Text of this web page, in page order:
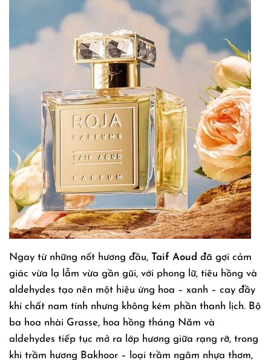
Ngay từ những nốt hương đầu, Taif Aoud đã gợi cảm
giác vừa lạ lẫm vừa gần gũi, với phong lữ, tiêu hồng và
aldehydes tạo nên một hiệu ứng hoa – xanh – cay đầy
khí chất nam tính nhưng không kém phần thanh lịch. Bộ
ba hoa nhài Grasse, hoa hồng tháng Năm và
aldehydes tiếp tục mở ra lớp hương giữa rạng rỡ, trong
khi trầm hương Bakhoor – loại trầm ngâm nhựa thơm,